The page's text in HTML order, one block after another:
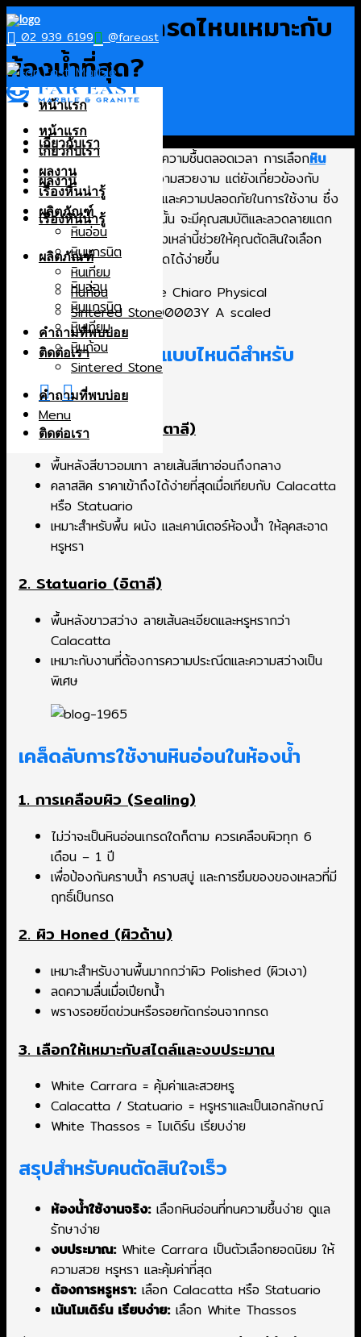
Skip
to
content
02 939 6199 @fareast
หน้าแรก
เกี่ยวกับเรา
ผลงาน
เรื่องหินน่ารู้
ผลิตภัณฑ์
หินอ่อน
หินแกรนิต
หินเทียม
หินก้อน
Sintered Stone
คำถามที่พบบ่อย
ติดต่อเรา
Menu
หน้าแรก
เกี่ยวกับเรา
ผลงาน
เรื่องหินน่ารู้
ผลิตภัณฑ์
หินอ่อน
หินแกรนิต
หินเทียม
หินก้อน
Sintered Stone
คำถามที่พบบ่อย
ติดต่อเรา
หินอ่อนสีขาวเกรดไหนเหมาะกับ
ห้องน้ำที่สุด?
ห้องน้ำเป็นพื้นที่ที่สัมผัสน้ำและความชื้นตลอดเวลา การเลือกหิน
อ่อนสีขาวไม่เพียงแต่เน้นความสวยงาม แต่ยังเกี่ยวข้องกับ
ความทนทาน การดูแลรักษา และความปลอดภัยในการใช้งาน ซึ่ง
หินอ่อนแต่ละเกรด แต่ละชนิดนั้น จะมีคุณสมบัติและลวดลายแตก
ต่างกัน การเข้าใจข้อแตกต่างเหล่านี้ช่วยให้คุณตัดสินใจเลือก
วัสดุที่เหมาะกับห้องน้ำมากที่สุดได้ง่ายขึ้น
เลือกหินอ่อนสีขาวแบบไหนดีสำหรับ
ห้องน้ำ
1. White Carrara (อิตาลี)
พื้นหลังสีขาวอมเทา ลายเส้นสีเทาอ่อนถึงกลาง
คลาสสิค ราคาเข้าถึงได้ง่ายที่สุดเมื่อเทียบกับ Calacatta
หรือ Statuario
เหมาะสำหรับพื้น ผนัง และเคาน์เตอร์ห้องน้ำ ให้ลุคสะอาด
หรูหรา
2. Statuario (อิตาลี)
พื้นหลังขาวสว่าง ลายเส้นละเอียดและหรูหรากว่า
Calacatta
เหมาะกับงานที่ต้องการความประณีตและความสว่างเป็น
พิเศษ
เคล็ดลับการใช้งานหินอ่อนในห้องน้ำ
1. การเคลือบผิว (Sealing)
ไม่ว่าจะเป็นหินอ่อนเกรดใดก็ตาม ควรเคลือบผิวทุก 6
เดือน – 1 ปี
เพื่อป้องกันคราบน้ำ คราบสบู่ และการซึมของของเหลวที่มี
ฤทธิ์เป็นกรด
2. ผิว Honed (ผิวด้าน)
เหมาะสำหรับงานพื้นมากกว่าผิว Polished (ผิวเงา)
ลดความลื่นเมื่อเปียกน้ำ
พรางรอยขีดข่วนหรือรอยกัดกร่อนจากกรด
3. เลือกให้เหมาะกับสไตล์และงบประมาณ
White Carrara = คุ้มค่าและสวยหรู
Calacatta / Statuario = หรูหราและเป็นเอกลักษณ์
White Thassos = โมเดิร์น เรียบง่าย
สรุปสำหรับคนตัดสินใจเร็ว
ห้องน้ำใช้งานจริง:เลือกหินอ่อนที่ทนความชื้นง่าย ดูแล
รักษาง่าย
งบประมาณ:White Carrara เป็นตัวเลือกยอดนิยม ให้
ความสวย หรูหรา และคุ้มค่าที่สุด
ต้องการหรูหรา:เลือก Calacatta หรือ Statuario
เน้นโมเดิร์น เรียบง่าย:เลือก White Thassos